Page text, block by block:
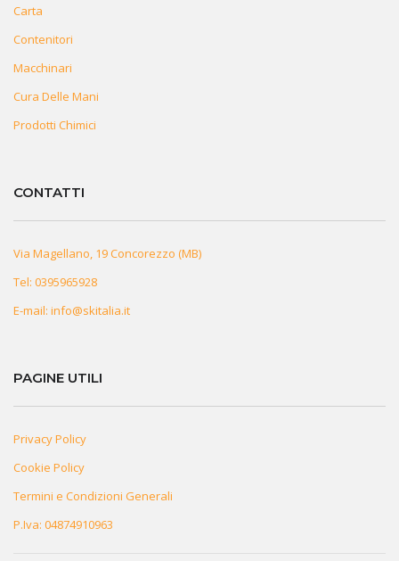
Carta
Contenitori
Macchinari
Cura Delle Mani
Prodotti Chimici
CONTATTI
Via Magellano, 19 Concorezzo (MB)
Tel: 0395965928
E-mail: info@skitalia.it
PAGINE UTILI
Privacy Policy
Cookie Policy
Termini e Condizioni Generali
P.Iva: 04874910963